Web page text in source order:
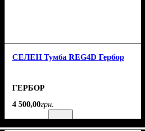
СЕЛЕН Тумба REG4D Гербор
ГЕРБОР
4 500,00грн.